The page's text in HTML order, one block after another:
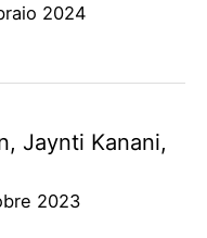
2024
Jaynti Kanani,
2023